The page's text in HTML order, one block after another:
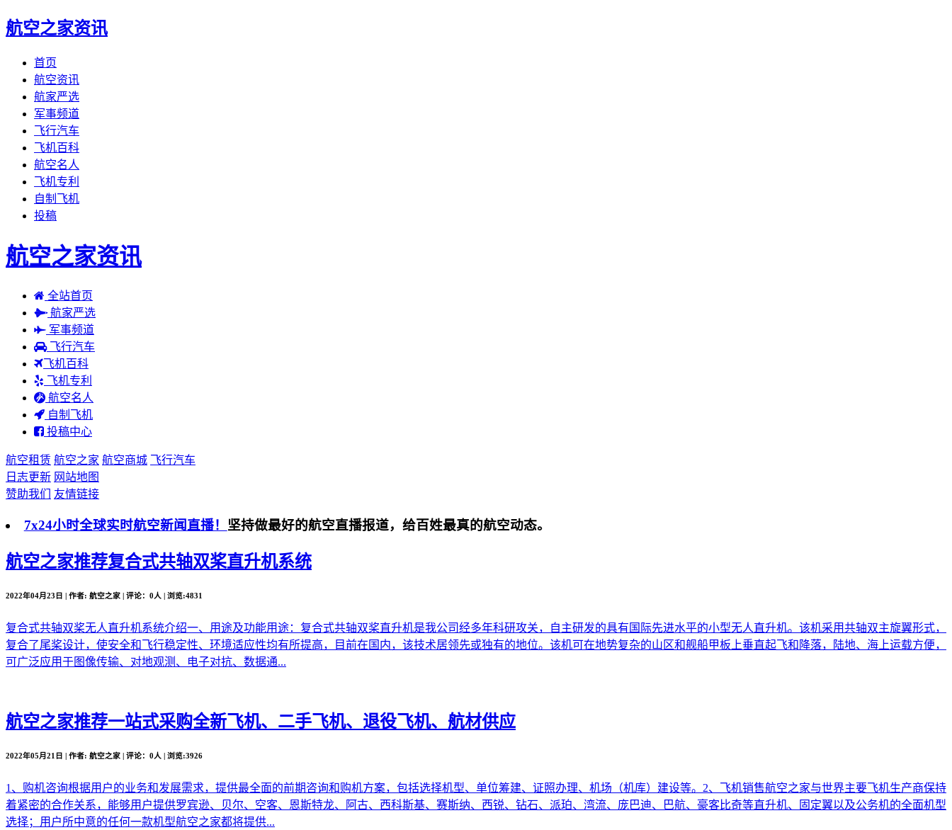
航空之家资讯
首页
航空资讯
航家严选
军事频道
飞行汽车
飞机百科
航空名人
飞机专利
自制飞机
投稿
航空之家资讯
全站首页
航家严选
军事频道
飞行汽车
飞机百科
飞机专利
航空名人
自制飞机
投稿中心
航空租赁 航空之家 航空商城 飞行汽车
日志更新 网站地图
赞助我们
友情链接
7x24小时全球实时航空新闻直播！ 坚持做最好的航空直播报道，给百姓最真的航空动态。
航空之家推荐复合式共轴双桨直升机系统
2022年04月23日 | 作者: 航空之家 | 评论：0人 | 浏览:4831
复合式共轴双桨无人直升机系统介绍一、用途及功能用途：复合式共轴双桨直升机是我公司经多年科研攻关，自主研发的具有国际先进水平的小型无人直升机。该机采用共轴双主旋翼形式，
复合了尾桨设计，使安全和飞行稳定性、环境适应性均有所提高，目前在国内，该技术居领先或独有的地位。该机可在地势复杂的山区和舰船甲板上垂直起飞和降落，陆地、海上运载方便，
可广泛应用于图像传输、对地观测、电子对抗、数据通...
航空之家推荐一站式采购全新飞机、二手飞机、退役飞机、航材供应
2022年05月21日 | 作者: 航空之家 | 评论：0人 | 浏览:3926
1、购机咨询根据用户的业务和发展需求，提供最全面的前期咨询和购机方案，包括选择机型、单位筹建、证照办理、机场（机库）建设等。2、飞机销售航空之家与世界主要飞机生产商保持
着紧密的合作关系，能够用户提供罗宾逊、贝尔、空客、恩斯特龙、阿古、西科斯基、赛斯纳、西锐、钻石、派珀、湾流、庞巴迪、巴航、豪客比奇等直升机、固定翼以及公务机的全面机型
选择；用户所中意的任何一款机型航空之家都将提供...